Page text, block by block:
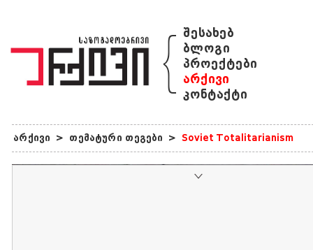
{ შესახებ
ბლოგი
პროექტები
არქივი
კონტაქტი
არქივი > თემატური თეგები > Soviet Totalitarianism